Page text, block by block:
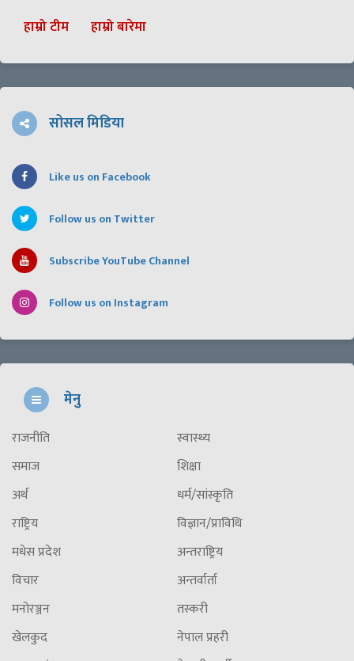
हाम्रो टीम हाम्रो बारेमा
सोसल मिडिया
Like us on Facebook
Follow us on Twitter
Subscribe YouTube Channel
Follow us on Instagram
मेनु
राजनीति
समाज
अर्थ
राष्ट्रिय
मधेस प्रदेश
विचार
मनोरञ्जन
खेलकुद
स्वास्थ्य
शिक्षा
धर्म/सांस्कृति
विज्ञान/प्राविधि
अन्तराष्ट्रिय
अन्तर्वार्ता
तस्करी
नेपाल प्रहरी